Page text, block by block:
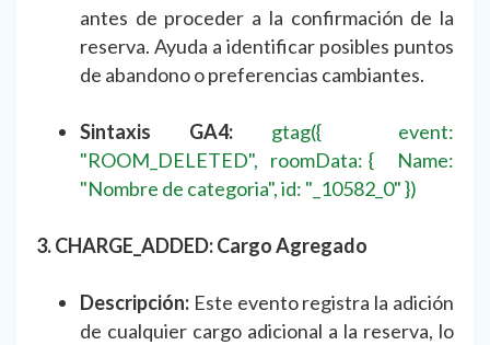
antes de proceder a la confirmación de la
reserva. Ayuda a identificar posibles puntos
de abandono o preferencias cambiantes.
Sintaxis GA4:
gtag({ event:
"ROOM_DELETED", roomData: { Name:
"Nombre de categoria", id: "_10582_0" })
3. CHARGE_ADDED: Cargo Agregado
Descripción: Este evento registra la adición
de cualquier cargo adicional a la reserva, lo